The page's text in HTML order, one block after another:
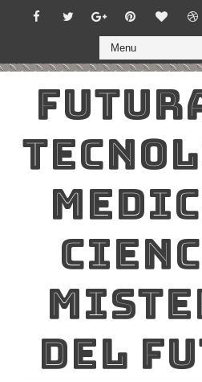
DEL